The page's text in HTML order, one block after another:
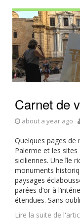
Carnet de
about a year ago
Quelques pages de
Palerme et les
siciliennes. Une île
monuments
paysages
parées d’or à
étendues. Sans
Lire la suite de